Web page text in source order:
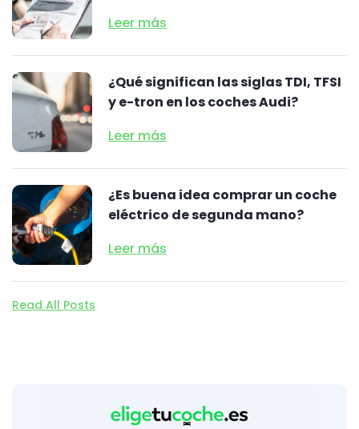
Leer más
¿Qué significan las siglas TDI, TFSI
y e-tron en los coches Audi?
Leer más
¿Es buena idea comprar un coche
eléctrico de segunda mano?
Leer más
Read All Posts